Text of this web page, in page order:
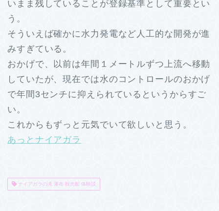
いまま残していることが登録基準として重要とい
う。
そういえば確かに水力発電など人工的な開発が進
みすぎている。
おかげで、以前は年間１メートルずつ上流へ移動
していたが、現在では水のコントロールのおかげ
で年間3センチに抑えられているというからすご
い。
これからもずっと元気でいて欲しいと思う。
あっとナイアガラ
ナイアガラの滝 瀑布 観光船 体験談